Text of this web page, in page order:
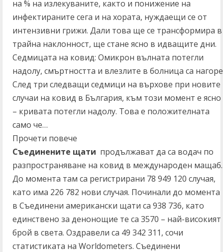
на % на излекуваните, както и понижение на
инфектираните сега и на хората, нуждаещи се от
интензивни грижи. Дали това ще се трансформира в
трайна наклонност, ще стане ясно в идващите дни.
Седмицата на ковид: Омикрон вълната потегли
надолу, смъртността и влезлите в болница са нагоре
След три следващи седмици на върхове при новите
случаи на ковид в България, към този момент е ясно
– кривата потегли надолу. Това е положителната
само че…
Прочети повече
Съединените щати продължават да са водач по
разпространяване на ковид в международен мащаб.
До момента там са регистрирани 78 949 120 случая,
като има 226 782 нови случая. Починали до момента
в Съединени американски щати са 938 736, като
единствено за денонощие те са 3570 – най-високият
брой в света. Оздравели са 49 342 311, сочи
статистиката на Worldometers. Съединени